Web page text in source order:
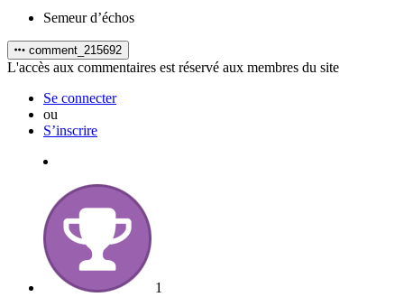
Semeur d’échos
comment_215692
L'accès aux commentaires est réservé aux membres du site
Se connecter
ou
S’inscrire
1